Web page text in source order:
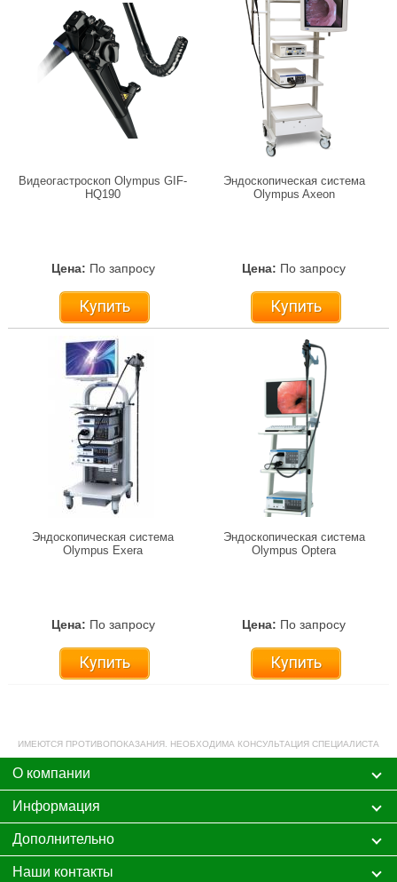
Видеогастроскоп Olympus GIF-
HQ190
Цена: По запросу
Купить
Эндоскопическая система
Olympus Axeon
Цена: По запросу
Купить
Эндоскопическая система
Olympus Exera
Цена: По запросу
Купить
Эндоскопическая система
Olympus Optera
Цена: По запросу
Купить
ИМЕЮТСЯ ПРОТИВОПОКАЗАНИЯ. НЕОБХОДИМА КОНСУЛЬТАЦИЯ СПЕЦИАЛИСТА
О компании
Информация
Дополнительно
Наши контакты